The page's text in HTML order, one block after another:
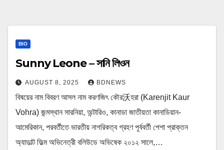
BIO
Sunny Leone – সানি লিওন
AUGUST 8, 2025 BDNEWS
বিষয়ের নাম বিবরণ আসল নাম করণজিৎ কৌর沃হরা (Karenjit Kaur
Vohra) জন্মস্থান সারনিয়া, অন্টারিও, কানাডা জাতীয়তা কানাডিয়ান-
আমেরিকান, পরবর্তীতে ভারতীয় নাগরিকত্ব গ্রহণ পূর্ববর্তী পেশা প্রাক্তন
অ্যাডাল্ট ফিল্ম অভিনেত্রী বলিউডে অভিষেক ২০১২ সালে,…